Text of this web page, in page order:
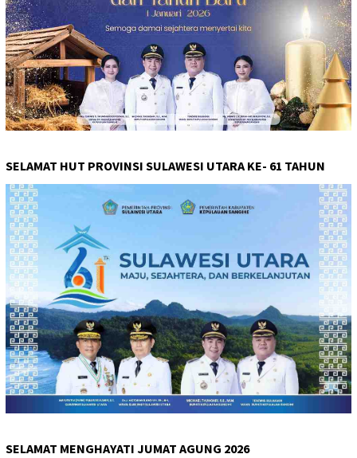
SELAMAT HUT PROVINSI SULAWESI UTARA KE- 61 TAHUN
SELAMAT MENGHAYATI JUMAT AGUNG 2026